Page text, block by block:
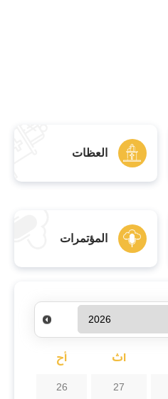
العظات
المؤتمرات
أح اث
26
27